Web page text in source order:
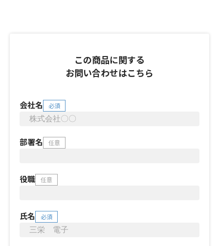
この商品に関する
お問い合わせはこちら
会社名 必須
部署名 任意
役職 任意
氏名 必須